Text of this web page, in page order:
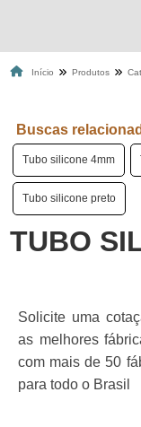
Início Produtos
Buscas
Tubo silicone 4mm
Tubo silicone preto
TUBO
Solicite uma
as melhores
com mais de 50
para todo o Brasil